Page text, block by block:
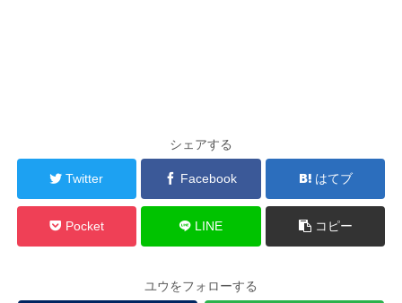
シェアする
Twitter Facebook はてブ
Pocket LINE コピー
ユウをフォローする